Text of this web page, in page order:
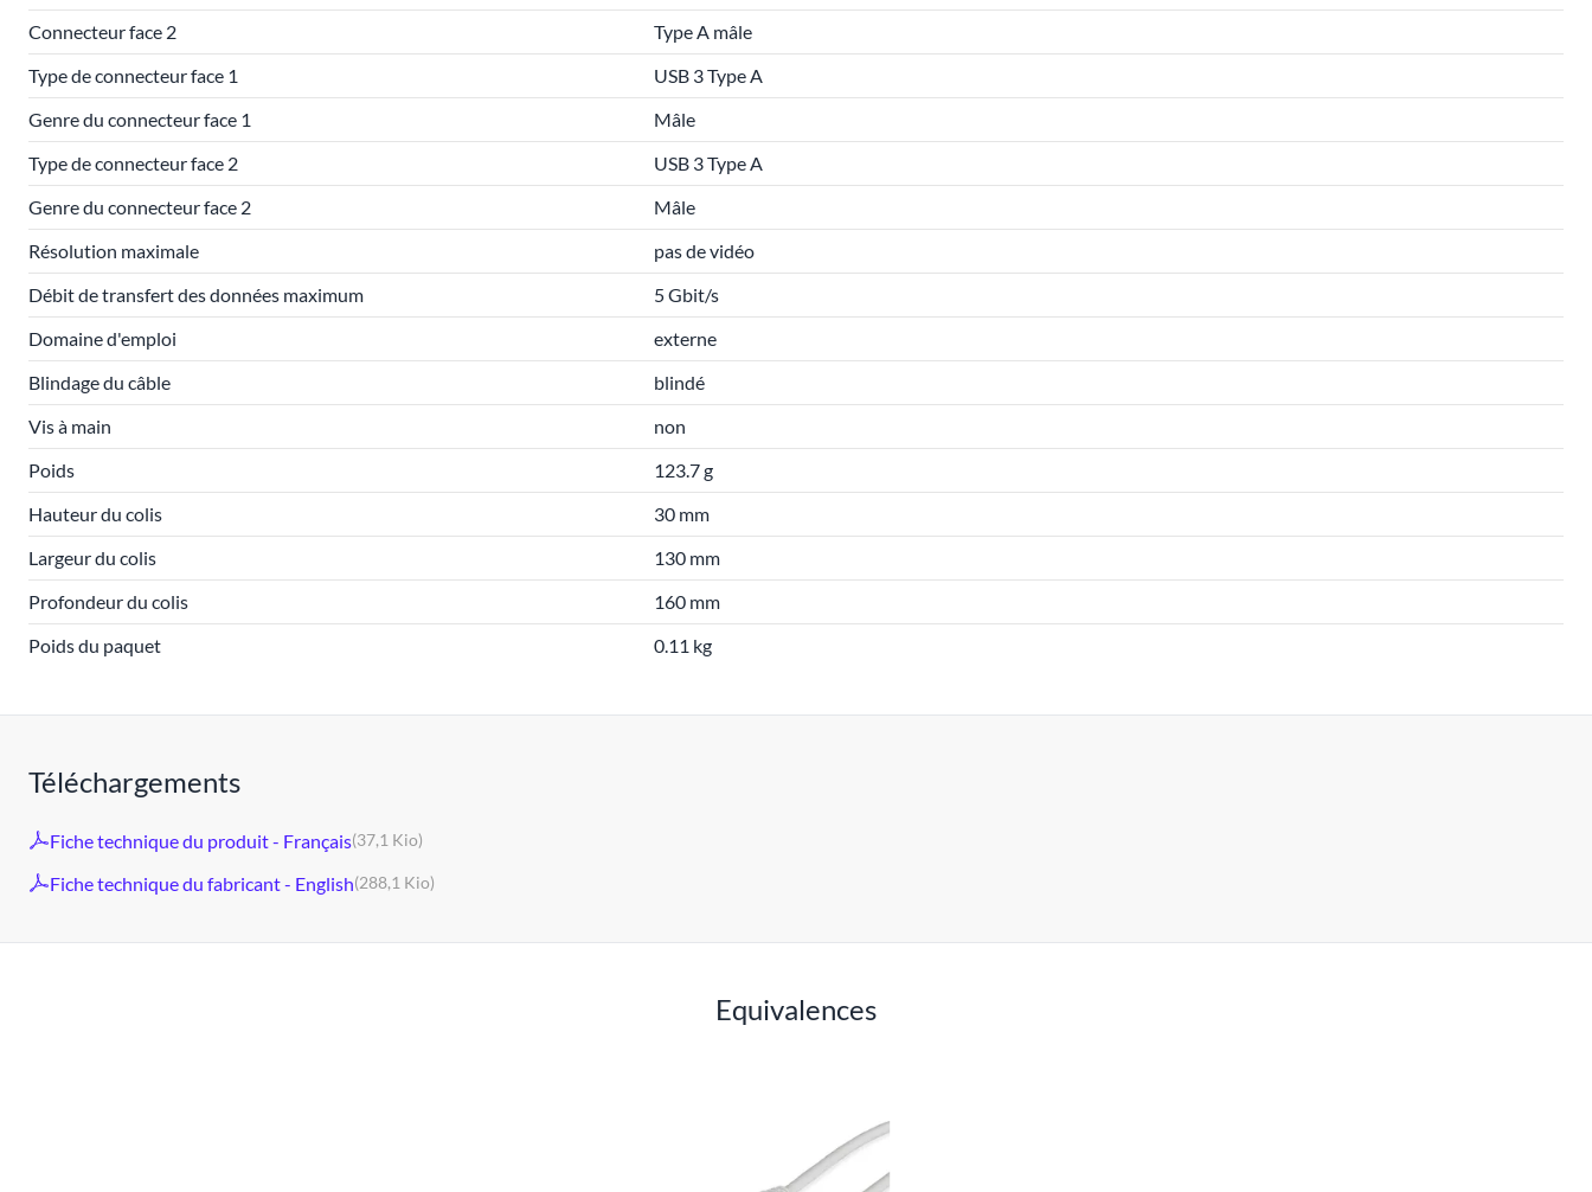
Connecteur face 2
Type A mâle
Type de connecteur face 1
USB 3 Type A
Genre du connecteur face 1
Mâle
Type de connecteur face 2
USB 3 Type A
Genre du connecteur face 2
Mâle
Résolution maximale
pas de vidéo
Débit de transfert des données maximum
5 Gbit/s
Domaine d'emploi
externe
Blindage du câble
blindé
Vis à main
non
Poids
123.7 g
Hauteur du colis
30 mm
Largeur du colis
130 mm
Profondeur du colis
160 mm
Poids du paquet
0.11 kg
Téléchargements
Fiche technique du produit - Français(37,1 Kio)
Fiche technique du fabricant - English(288,1 Kio)
Equivalences